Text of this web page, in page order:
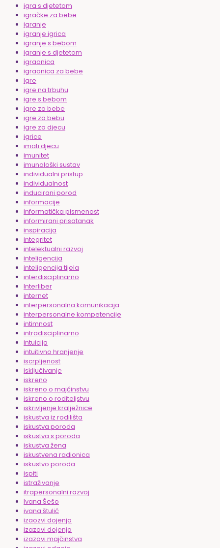
igra s djetetom
igračke za bebe
igranje
igranje igrica
igranje s bebom
igranje s djetetom
igraonica
igraonica za bebe
igre
igre na trbuhu
igre s bebom
igre za bebe
igre za bebu
igre za djecu
igrice
imati djecu
imunitet
imunološki sustav
individualni pristup
individualnost
inducirani porod
informacije
informatička pismenost
informirani prisatanak
inspiracija
integritet
intelektualni razvoj
inteligencija
inteligencija tijela
interdisciplinarno
Interliber
internet
interpersonalna komunikacija
interpersonalne kompetencije
intimnost
intradisciplinarno
intuicija
intuitivno hranjenje
iscrpljenost
isključivanje
iskreno
iskreno o majčinstvu
iskreno o roditeljstvu
iskrivljenje kralježnice
iskustva iz rodilišta
iskustva poroda
iskustva s poroda
iskustva žena
iskustvena radionica
iskustvo poroda
ispiti
istraživanje
itrapersonalni razvoj
Ivana Šešo
ivana štulić
izaozvi dojenja
izazovi dojenja
izazovi majčinstva